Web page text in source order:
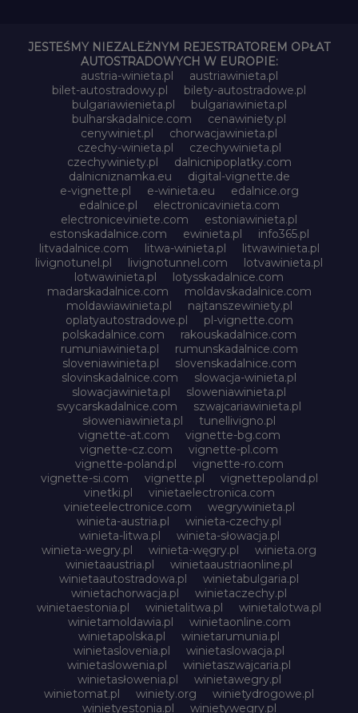
JESTEŚMY NIEZALEŻNYM REJESTRATOREM OPŁAT
AUTOSTRADOWYCH W EUROPIE:
austria-winieta.pl
austriawinieta.pl
bilet-autostradowy.pl
bilety-autostradowe.pl
bulgariawienieta.pl
bulgariawinieta.pl
bulharskadalnice.com
cenawiniety.pl
cenywiniet.pl
chorwacjawinieta.pl
czechy-winieta.pl
czechywinieta.pl
czechywiniety.pl
dalnicnipoplatky.com
dalnicniznamka.eu
digital-vignette.de
e-vignette.pl
e-winieta.eu
edalnice.org
edalnice.pl
electronicavinieta.com
electroniceviniete.com
estoniawinieta.pl
estonskadalnice.com
ewinieta.pl
info365.pl
litvadalnice.com
litwa-winieta.pl
litwawinieta.pl
livignotunel.pl
livignotunnel.com
lotvawinieta.pl
lotwawinieta.pl
lotysskadalnice.com
madarskadalnice.com
moldavskadalnice.com
moldawiawinieta.pl
najtanszewiniety.pl
oplatyautostradowe.pl
pl-vignette.com
polskadalnice.com
rakouskadalnice.com
rumuniawinieta.pl
rumunskadalnice.com
sloveniawinieta.pl
slovenskadalnice.com
slovinskadalnice.com
slowacja-winieta.pl
slowacjawinieta.pl
sloweniawinieta.pl
svycarskadalnice.com
szwajcariawinieta.pl
słoweniawinieta.pl
tunellivigno.pl
vignette-at.com
vignette-bg.com
vignette-cz.com
vignette-pl.com
vignette-poland.pl
vignette-ro.com
vignette-si.com
vignette.pl
vignettepoland.pl
vinetki.pl
vinietaelectronica.com
vinieteelectronice.com
wegrywinieta.pl
winieta-austria.pl
winieta-czechy.pl
winieta-litwa.pl
winieta-słowacja.pl
winieta-wegry.pl
winieta-węgry.pl
winieta.org
winietaaustria.pl
winietaaustriaonline.pl
winietaautostradowa.pl
winietabulgaria.pl
winietachorwacja.pl
winietaczechy.pl
winietaestonia.pl
winietalitwa.pl
winietalotwa.pl
winietamoldawia.pl
winietaonline.com
winietapolska.pl
winietarumunia.pl
winietaslovenia.pl
winietaslowacja.pl
winietaslowenia.pl
winietaszwajcaria.pl
winietasłowenia.pl
winietawegry.pl
winietomat.pl
winiety.org
winietydrogowe.pl
winietyestonia.pl
winietywegry.pl